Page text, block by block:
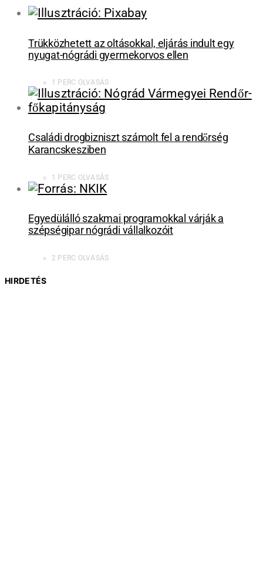
Trükközhetett az oltásokkal, eljárás indult egy
nyugat-nógrádi gyermekorvos ellen
1 PERC OLVASÁS
Családi drogbizniszt számolt fel a rendőrség
Karancskesziben
1 PERC OLVASÁS
Egyedülálló szakmai programokkal várják a
szépségipar nógrádi vállalkozóit
2 PERC OLVASÁS
HIRDETÉS